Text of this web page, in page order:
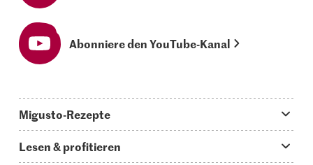
Abonniere den YouTube-Kanal
Migusto-Rezepte
Lesen & profitieren